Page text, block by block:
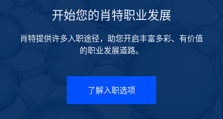
开始您的肖特职业发展
肖特提供许多入职途径，助您开启丰富多彩、有价值
的职业发展道路。
了解入职选项